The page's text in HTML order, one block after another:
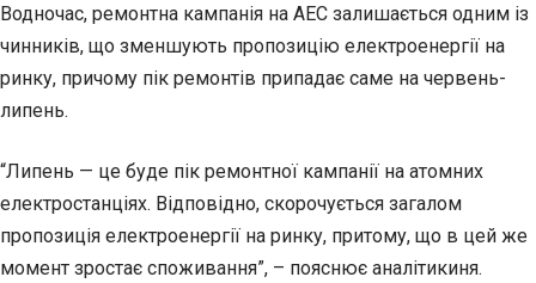
Водночас, ремонтна кампанія на АЕС залишається одним із
чинників, що зменшують пропозицію електроенергії на
ринку, причому пік ремонтів припадає саме на червень-
липень.
“Липень — це буде пік ремонтної кампанії на атомних
електростанціях. Відповідно, скорочується загалом
пропозиція електроенергії на ринку, притому, що в цей же
момент зростає споживання”, – пояснює аналітикиня.